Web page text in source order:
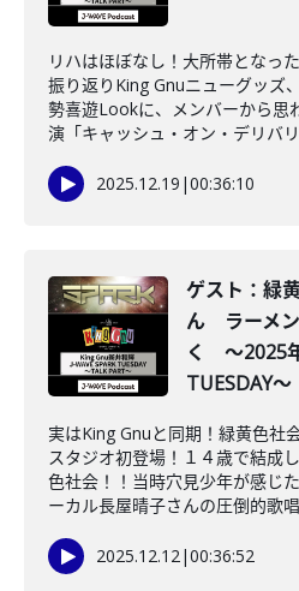
リハはほぼなし！大所帯となっ
振り返りKing Gnuニューグッズ
勢喜遊Lookに、メンバーから思
演「キャッシュ・オン・デリバ
2025.12.19 |00:36:10
ゲスト：緑
ん ラーメ
く ～2025
TUESDAY～
実はKing Gnuと同期！緑黄色
スタジオ初登場！１４歳で結成
色社会！！当時穴見少年が感じ
ーカル長屋晴子さんの圧倒的歌
2025.12.12|00:36:52